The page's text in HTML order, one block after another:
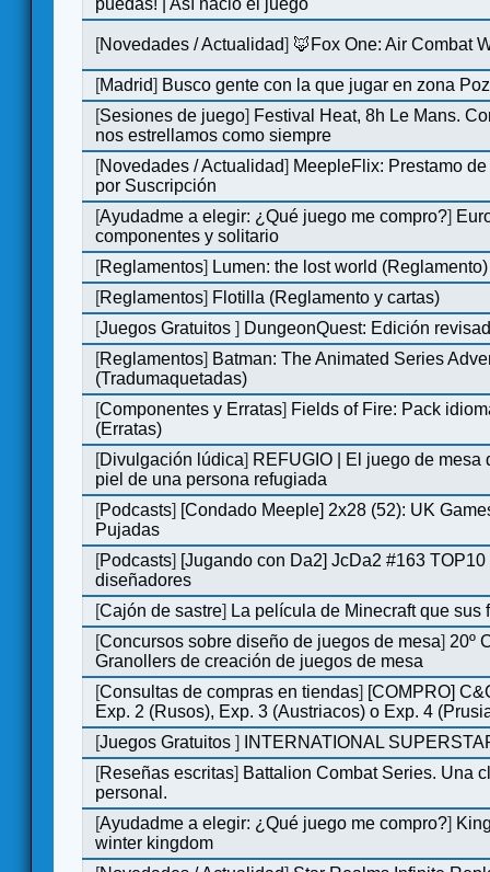
puedas! | Así nació el juego
[Novedades / Actualidad] 🦊Fox One: Air Combat
[Madrid] Busco gente con la que jugar en zona
[Sesiones de juego] Festival Heat, 8h Le Mans.
nos estrellamos como siempre
[Novedades / Actualidad] MeepleFlix: Prestamo
por Suscripción
[Ayudadme a elegir: ¿Qué juego me compro?]
componentes y solitario
[Reglamentos] Lumen: the lost world (Reglamento)
[Reglamentos] Flotilla (Reglamento y cartas)
[Juegos Gratuitos] DungeonQuest: Edición
[Reglamentos] Batman: The Animated Series
(Tradumaquetadas)
[Componentes y Erratas] Fields of Fire: Pack
(Erratas)
[Divulgación lúdica] REFUGIO | El juego de mesa
piel de una persona refugiada
[Podcasts] [Condado Meeple] 2x28 (52): UK
Pujadas
[Podcasts] [Jugando con Da2] JcDa2 #163
diseñadores
[Cajón de sastre] La película de Minecraft que sus
[Concursos sobre diseño de juegos de mesa] 20º
Granollers de creación de juegos de mesa
[Consultas de compras en tiendas] [COMPRO]
Exp. 2 (Rusos), Exp. 3 (Austriacos) o Exp. 4
[Juegos Gratuitos]
INTERNATIONAL
[Reseñas escritas] Battalion Combat Series. Una
personal.
[Ayudadme a elegir: ¿Qué juego me compro?]
winter kingdom